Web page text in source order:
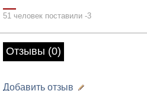
51 человек поставили -3
Отзывы (0)
Добавить отзыв